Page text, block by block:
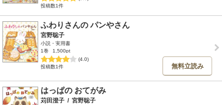
投稿数1件
ふわりさんの パンやさん
宮野聡子
小説・実用書
1巻
1,500pt
(4.0)
投稿数1件
無料立読み
はっぱの おてがみ
苅田澄子 / 宮野聡子